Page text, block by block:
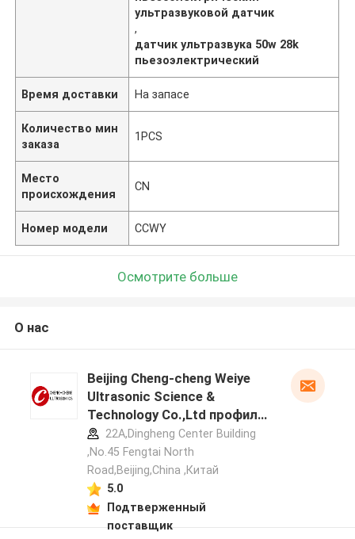
ультразвуковой датчик
,
датчик ультразвука 50w 28k
пьезоэлектрический
Время доставки На запасе
Количество мин
заказа
1PCS
Место
происхождения
CN
Номер модели CCWY
Осмотрите больше
О нас
Beijing Cheng-cheng Weiye
Ultrasonic Science &
Technology Co.,Ltd профиль
производителя
22A,Dingheng Center Building
,No.45 Fengtai North
Road,Beijing,China ,Китай
5.0
Подтверженный
поставщик